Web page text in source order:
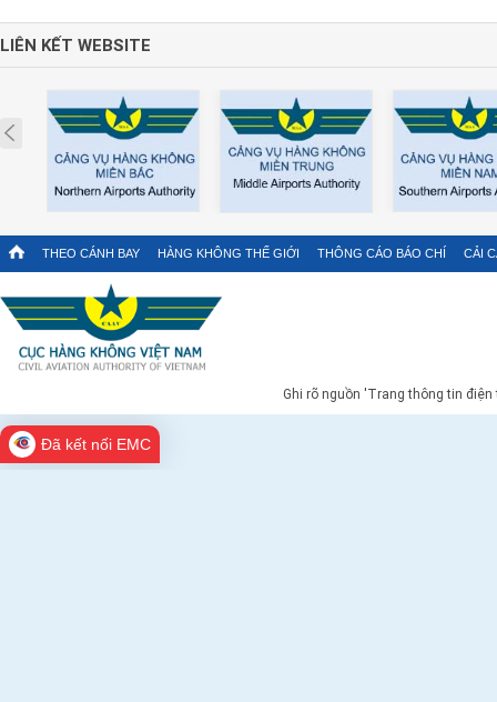
LIÊN KẾT WEBSITE
Prev
THEO CÁNH BAY HÀNG KHÔNG THẾ GIỚI THÔNG CÁO BÁO CHÍ CẢI
Ghi rõ nguồn 'Trang thông tin
Đã kết nối EMC